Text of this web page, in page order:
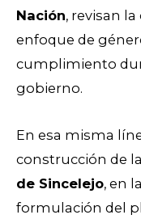
Nación, revisan
enfoque de
cumplimiento
gobierno.
En esa misma
construcción de la
de Sincelejo, en
formulación del